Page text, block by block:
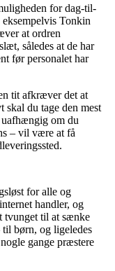
for dag-til-
Tonkin
at ordren
således at de har
før personalet har
tit afkræver det at
skal du tage den mest
uafhængig om du
– vil være at få
for alle og
handler, og
tvunget til at sænke
til børn, og ligeledes
gange præstere